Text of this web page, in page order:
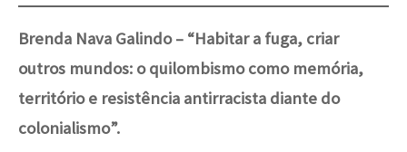
Brenda Nava Galindo – “Habitar a fuga, criar
outros mundos: o quilombismo como memória,
território e resistência antirracista diante do
colonialismo”.